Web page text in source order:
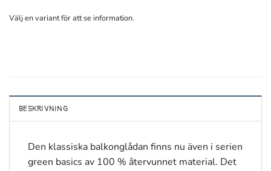
Välj en variant för att se information.
BESKRIVNING
Den klassiska balkonglådan finns nu även i serien
green basics av 100 % återvunnet material. Det